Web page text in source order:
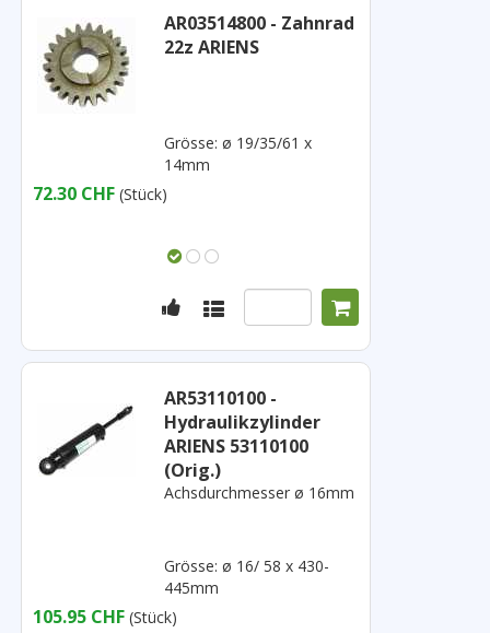
AR03514800 - Zahnrad
22z ARIENS
Grösse: ø 19/35/61 x
14mm
72.30 CHF (Stück)
AR53110100 -
Hydraulikzylinder
ARIENS 53110100
(Orig.)
Achsdurchmesser ø 16mm
Grösse: ø 16/ 58 x 430-
445mm
105.95 CHF (Stück)